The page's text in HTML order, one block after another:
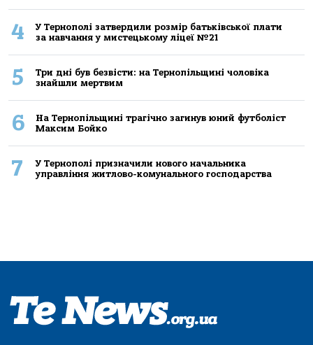
4
У Тернополі затвердили розмір батьківської плати
за навчання у мистецькому ліцеї №21
5
Три дні був безвісти: на Тернопільщині чоловіка
знайшли мертвим
6
На Тернопільщині трагічно загинув юний футболіст
Максим Бойко
7
У Тернополі призначили нового начальника
управління житлово-комунального господарства